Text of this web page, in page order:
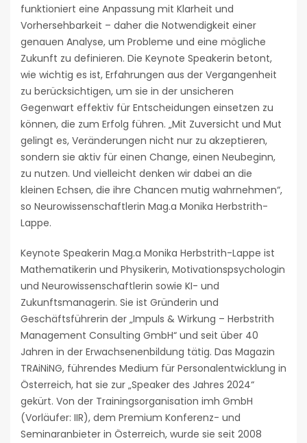
funktioniert eine Anpassung mit Klarheit und
Vorhersehbarkeit – daher die Notwendigkeit einer
genauen Analyse, um Probleme und eine mögliche
Zukunft zu definieren. Die Keynote Speakerin betont,
wie wichtig es ist, Erfahrungen aus der Vergangenheit
zu berücksichtigen, um sie in der unsicheren
Gegenwart effektiv für Entscheidungen einsetzen zu
können, die zum Erfolg führen. „Mit Zuversicht und Mut
gelingt es, Veränderungen nicht nur zu akzeptieren,
sondern sie aktiv für einen Change, einen Neubeginn,
zu nutzen. Und vielleicht denken wir dabei an die
kleinen Echsen, die ihre Chancen mutig wahrnehmen“,
so Neurowissenschaftlerin Mag.a Monika Herbstrith-
Lappe.
Keynote Speakerin Mag.a Monika Herbstrith-Lappe ist
Mathematikerin und Physikerin, Motivationspsychologin
und Neurowissenschaftlerin sowie KI- und
Zukunftsmanagerin. Sie ist Gründerin und
Geschäftsführerin der „Impuls & Wirkung – Herbstrith
Management Consulting GmbH“ und seit über 40
Jahren in der Erwachsenenbildung tätig. Das Magazin
TRAiNiNG, führendes Medium für Personalentwicklung in
Österreich, hat sie zur „Speaker des Jahres 2024“
gekürt. Von der Trainingsorganisation imh GmbH
(Vorläufer: IIR), dem Premium Konferenz- und
Seminaranbieter in Österreich, wurde sie seit 2008